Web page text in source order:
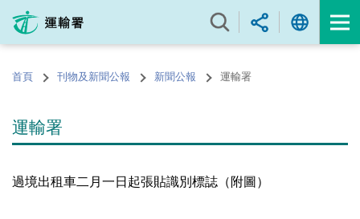
內
的首頁 刊物及新聞公報 新聞公報 運輸署
運輸署
過境出租車二月一日起張貼識別標誌（附圖）